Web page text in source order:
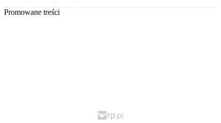
Promowane treści